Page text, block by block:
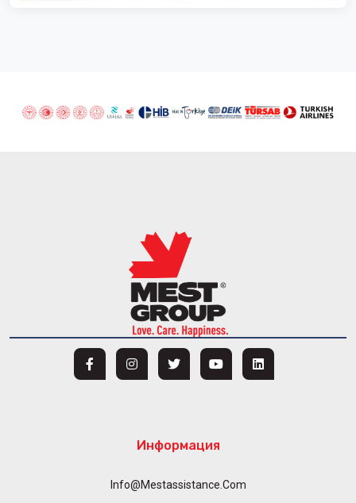
Информация
Info@mestassistance.com